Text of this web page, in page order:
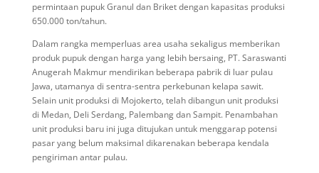
permintaan pupuk Granul dan Briket dengan kapasitas produksi
650.000 ton/tahun.
Dalam rangka memperluas area usaha sekaligus memberikan
produk pupuk dengan harga yang lebih bersaing, PT. Saraswanti
Anugerah Makmur mendirikan beberapa pabrik di luar pulau
Jawa, utamanya di sentra-sentra perkebunan kelapa sawit.
Selain unit produksi di Mojokerto, telah dibangun unit produksi
di Medan, Deli Serdang, Palembang dan Sampit. Penambahan
unit produksi baru ini juga ditujukan untuk menggarap potensi
pasar yang belum maksimal dikarenakan beberapa kendala
pengiriman antar pulau.